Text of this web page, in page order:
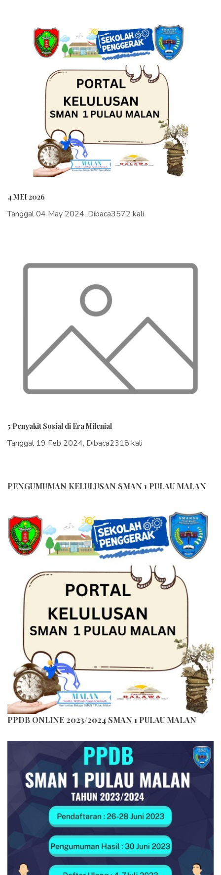
PENGUMUMAN KELULUSAN SMAN 1 PULAU MALAN
PPDB ONLINE 2023/2024 SMAN 1 PULAU MALAN
4 MEI 2026
Tanggal 04 May 2024, Dibaca3572 kali
5 Penyakit Sosial di Era Milenial
Tanggal 19 Feb 2024, Dibaca2318 kali